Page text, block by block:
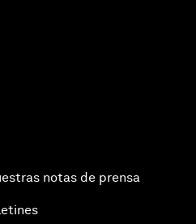
notas de prensa